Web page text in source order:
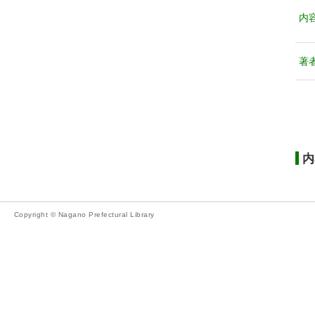
内
著
Copyright © Nagano Prefectural Library